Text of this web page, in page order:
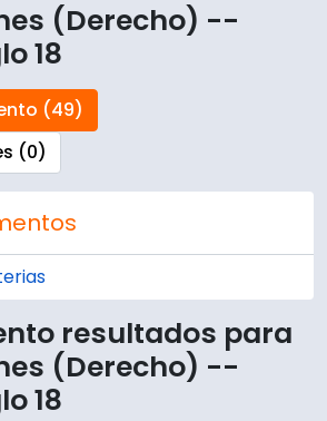
(Derecho) --
18
(49)
(0)
resultados para
(Derecho) --
18